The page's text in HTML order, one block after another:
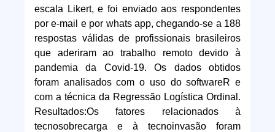
escala Likert, e foi enviado aos respondentes
por e-mail e por whats app, chegando-se a 188
respostas válidas de profissionais brasileiros
que aderiram ao trabalho remoto devido à
pandemia da Covid-19. Os dados obtidos
foram analisados com o uso do softwareR e
com a técnica da Regressão Logística Ordinal.
Resultados:Os fatores relacionados à
tecnosobrecarga e à tecnoinvasão foram